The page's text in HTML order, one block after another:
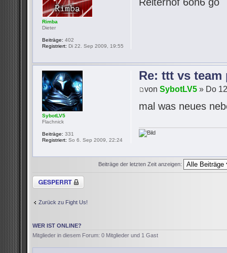
Rimba
Dieter
Beiträge: 402
Registriert: Di 22. Sep 2009, 19:55
Re: ttt vs team
vonSybotLV5 » Do
mal was neues
SybotLV5
Flachnick
Beiträge: 331
Registriert: So 6. Sep 2009, 22:24
Beiträge der letzten Zeit anzeigen:
Thema gesperrt
Zurück zu Fight Us!
WER IST ONLINE?
Mitglieder in diesem Forum: 0 Mitglieder und 1 Gast